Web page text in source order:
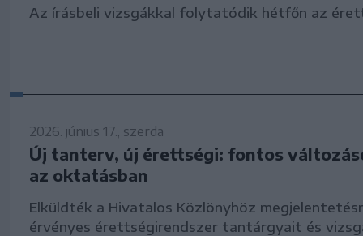
Az írásbeli vizsgákkal folytatódik hétfőn az
2026. június 17., szerda
Új tanterv, új érettségi: fontos
az oktatásban
Elküldték a Hivatalos Közlönyhöz
érvényes érettségirendszer tantárgyait és